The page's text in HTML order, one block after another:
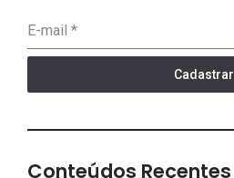
E-mail *
Cadastrar
Conteúdos Recentes